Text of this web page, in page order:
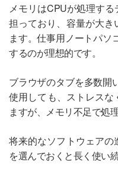
メモリはCPUが処理す
担っており、容量が大
ます。仕事用ノートパソ
するのが理想的です。
ブラウザのタブを多数開
使用しても、ストレスな
ますが、メモリ不足で処
将来的なソフトウェア
を選んでおくと長く使い